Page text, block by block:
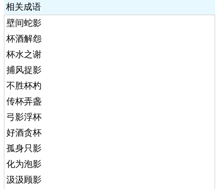
相关成语
壁间蛇影
杯酒解怨
杯水之谢
捕风捉影
不胜杯杓
传杯弄盏
弓影浮杯
好酒贪杯
孤身只影
化为泡影
汲汲顾影